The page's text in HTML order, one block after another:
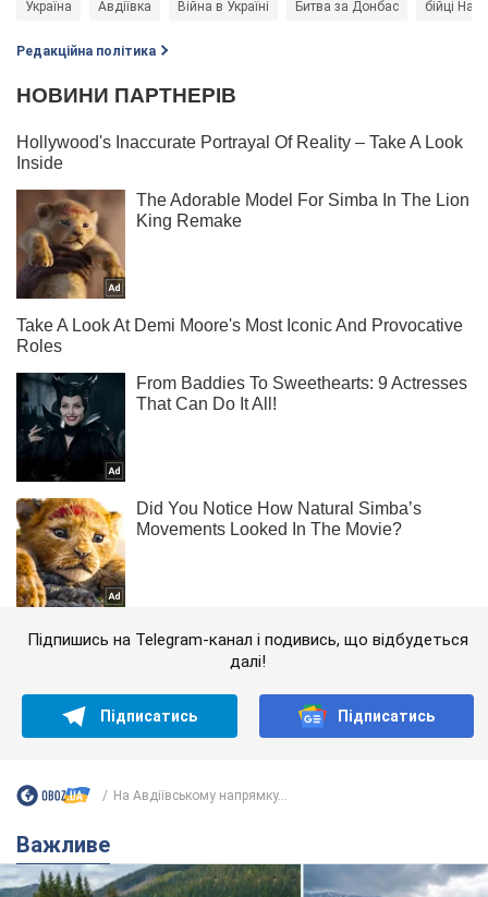
Україна Авдіївка Війна в Україні Битва за Донбас бійці
Редакційна політика
Підпишись на Telegram-канал і подивись, що відбудеться
далі!
Підписатись Підписатись
На Авдіївському напрямку...
Важливе